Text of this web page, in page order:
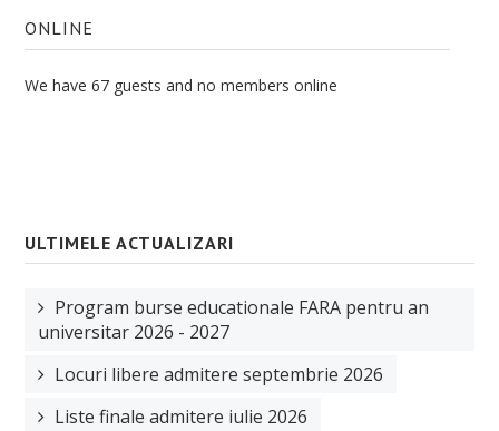
ONLINE
We have 67 guests and no members online
ULTIMELE ACTUALIZARI
Program burse educationale FARA pentru an
universitar 2026 - 2027
Locuri libere admitere septembrie 2026
Liste finale admitere iulie 2026